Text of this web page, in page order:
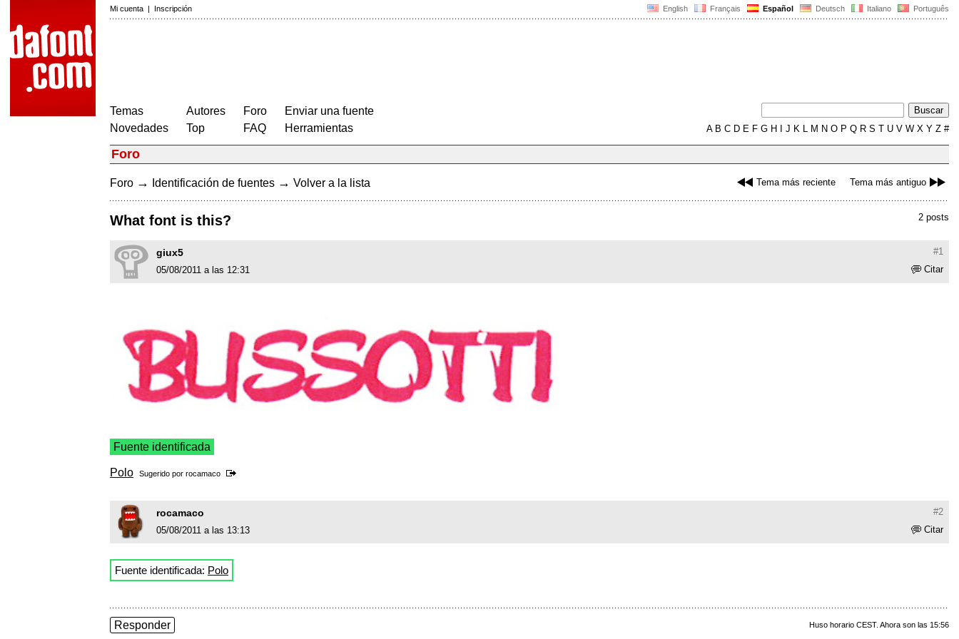
English Français Español Deutsch Italiano Português
Mi cuenta | Inscripción
Temas
Novedades
Autores
Top
Foro
FAQ
Enviar una fuente
Herramientas
AB C D E F G H J K L M N O P Q R S T U V W X Y Z #
Foro
Tema más reciente Tema más antiguo
Foro → Identificación de fuentes → Volver a la lista
2 posts
What font is this?
#1
giux5
Citar
05/08/2011 a las 12:31
Fuente identificada
Polo Sugerido por rocamaco
#2
rocamaco
Citar
05/08/2011 a las 13:13
Fuente identificada: Polo
Huso horario CEST. Ahora son las 15:56
Responder